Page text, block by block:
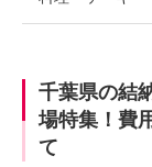
千葉県の結
場特集！費
て